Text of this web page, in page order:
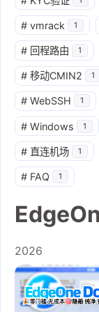
# vmrack 1
# 回程路由 1
# 移动CMIN2 1
# WebSSH 1
# Windows 1
# 直连机场 1
# FAQ 1
2026